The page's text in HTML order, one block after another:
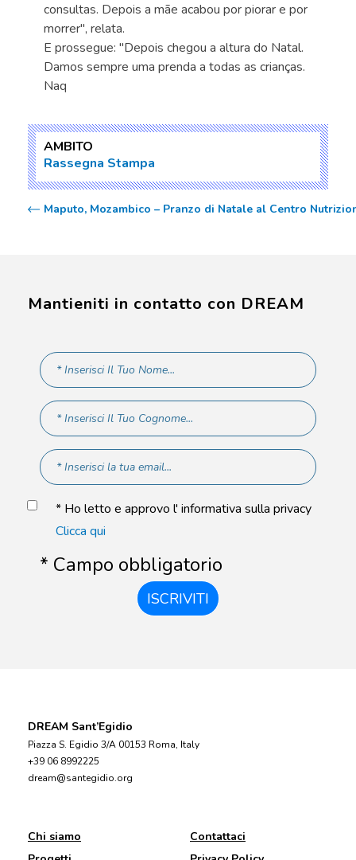
consultas. Depois a mãe acabou por piorar e por
morrer", relata.
E prossegue: "Depois chegou a altura do Natal.
Damos sempre uma prenda a todas as crianças.
Naq
AMBITO
Rassegna Stampa
Maputo, Mozambico – Pranzo di Natale al Centro
Mantieniti in contatto con DREAM
* Ho letto e approvo l' informativa sulla privacy
Clicca qui
* Campo obbligatorio
ISCRIVITI
DREAM Sant’Egidio
Piazza S. Egidio 3/A 00153 Roma, Italy
+39 06 8992225
dream@santegidio.org
Chi siamo
Contattaci